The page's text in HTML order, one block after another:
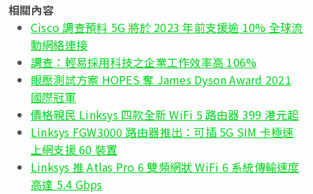
相關內容
Cisco 調查預料 5G 將於 2023 年前支援逾 10% 全球流
動網絡連接
調查：輕易採用科技之企業工作效率高 106%
眼壓測試方案 HOPES 奪 James Dyson Award 2021
國際冠軍
價格親民 Linksys 四款全新 WiFi 5 路由器 399 港元起
Linksys FGW3000 路由器推出：可插 5G SIM 卡極速
上網支援 60 裝置
Linksys 推 Atlas Pro 6 雙頻網狀 WiFi 6 系統傳輸速度
高達 5.4 Gbps